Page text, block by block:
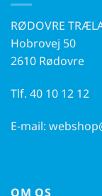
RØDOVRE
Hobrovej 50
2610 Rødovre
Tlf. 40 10 12 12
E-mail:
OM OS